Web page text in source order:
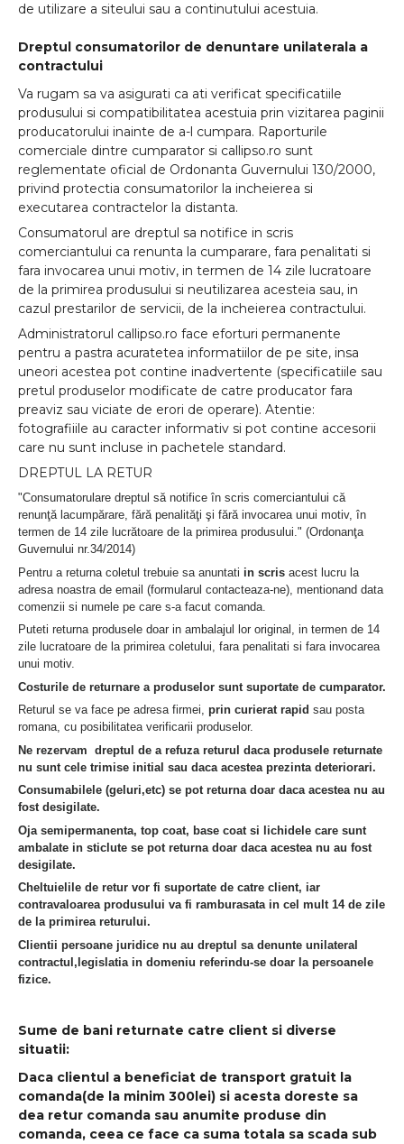
de utilizare a siteului sau a continutului acestuia.
Dreptul consumatorilor de denuntare unilaterala a
contractului
Va rugam sa va asigurati ca ati verificat specificatiile
produsului si compatibilitatea acestuia prin vizitarea paginii
producatorului inainte de a-l cumpara. Raporturile
comerciale dintre cumparator si callipso.ro sunt
reglementate oficial de Ordonanta Guvernului 130/2000,
privind protectia consumatorilor la incheierea si
executarea contractelor la distanta.
Consumatorul are dreptul sa notifice in scris
comerciantului ca renunta la cumparare, fara penalitati si
fara invocarea unui motiv, in termen de 14 zile lucratoare
de la primirea produsului si neutilizarea acesteia sau, in
cazul prestarilor de servicii, de la incheierea contractului.
Administratorul callipso.ro face eforturi permanente
pentru a pastra acuratetea informatiilor de pe site, insa
uneori acestea pot contine inadvertente (specificatiile sau
pretul produselor modificate de catre producator fara
preaviz sau viciate de erori de operare). Atentie:
fotografiiile au caracter informativ si pot contine accesorii
care nu sunt incluse in pachetele standard.
DREPTUL LA RETUR
"Consumatorulare dreptul să notifice în scris comerciantului că
renunţă lacumpărare, fără penalităţi şi fără invocarea unui motiv, în
termen de 14 zile lucrătoare de la primirea produsului." (Ordonanţa
Guvernului nr.34/2014)
Pentru a returna coletul trebuie sa anuntati in scris acest lucru la
adresa noastra de email (formularul contacteaza-ne), mentionand data
comenzii si numele pe care s-a facut comanda.
Puteti returna produsele doar in ambalajul lor original, in termen de 14
zile lucratoare de la primirea coletului, fara penalitati si fara invocarea
unui motiv.
Costurile de returnare a produselor sunt suportate de cumparator.
Returul se va face pe adresa firmei, prin curierat rapid sau posta
romana, cu posibilitatea verificarii produselor.
Ne rezervam dreptul de a refuza returul daca produsele returnate
nu sunt cele trimise initial sau daca acestea prezinta deteriorari.
Consumabilele (geluri,etc) se pot returna doar daca acestea nu au
fost desigilate.
Oja semipermanenta, top coat, base coat si lichidele care sunt
ambalate in sticlute se pot returna doar daca acestea nu au fost
desigilate.
Cheltuielile de retur vor fi suportate de catre client, iar
contravaloarea produsului va fi ramburasata in cel mult 14 de zile
de la primirea returului.
Clientii persoane juridice nu au dreptul sa denunte unilateral
contractul,legislatia in domeniu referindu-se doar la persoanele
fizice.
Sume de bani returnate catre client si diverse
situatii:
Daca clientul a beneficiat de transport gratuit la
comanda(de la minim 300lei) si acesta doreste sa
dea retur comanda sau anumite produse din
comanda, ceea ce face ca suma totala sa scada sub